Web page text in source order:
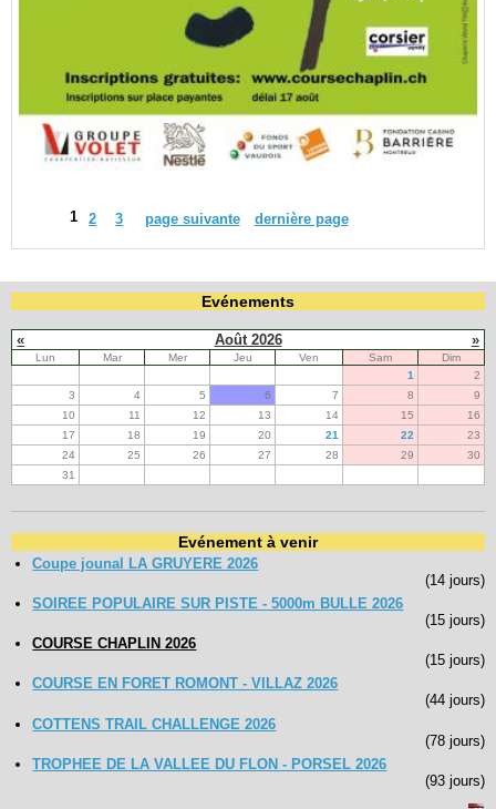
1 2 3 page suivante dernière page
Evénements
« Août 2026 »
Lun Mar Mer Jeu Ven Sam
Dim
1
2
3
4 5 6 7 8
9
10
11 12 13 14 15
16
17
18 19 20 21 22
23
24
25 26 27 28 29
30
31
Evénement à venir
Coupe jounal LA GRUYERE 2026
(14 jours)
SOIREE POPULAIRE SUR PISTE - 5000m BULLE 2026
(15 jours)
COURSE CHAPLIN 2026
(15 jours)
COURSE EN FORET ROMONT - VILLAZ 2026
(44 jours)
COTTENS TRAIL CHALLENGE 2026
(78 jours)
TROPHEE DE LA VALLEE DU FLON - PORSEL 2026
(93 jours)